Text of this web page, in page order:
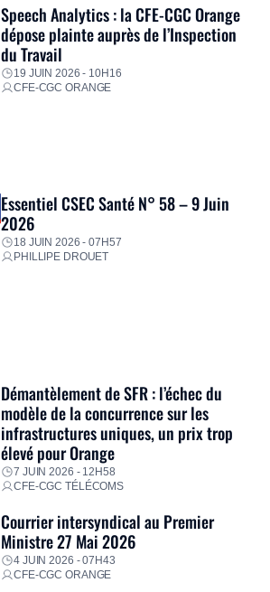
Speech Analytics : la CFE-CGC Orange
dépose plainte auprès de l’Inspection
du Travail
19 JUIN 2026 - 10H16
CFE-CGC ORANGE
Essentiel CSEC Santé N° 58 – 9 Juin
2026
18 JUIN 2026 - 07H57
PHILLIPE DROUET
Démantèlement de SFR : l’échec du
modèle de la concurrence sur les
infrastructures uniques, un prix trop
élevé pour Orange
7 JUIN 2026 - 12H58
CFE-CGC TÉLÉCOMS
Courrier intersyndical au Premier
Ministre 27 Mai 2026
4 JUIN 2026 - 07H43
CFE-CGC ORANGE